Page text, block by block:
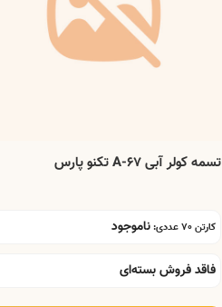
تسمه کولر آبی A-67 تکنو پارس
کارتن 70 عددی: ناموجود
فاقد فروش بسته‌ای